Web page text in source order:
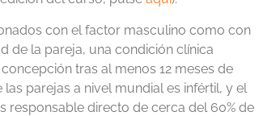
con el factor masculino como con
de la pareja, una condición clínica
tras al menos 12 meses de
parejas a nivel mundial es infértil, y el
responsable directo de cerca del 60% de